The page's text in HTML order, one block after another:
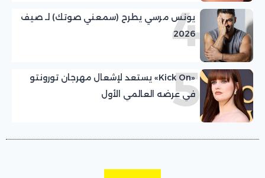
4
يونس مرسي يطرح (سمعني صوتك) لـ صيف
2026
5
«Kick On» يستعد لإشعال مهرجان تورونتو
في عرضه العالمي الأول